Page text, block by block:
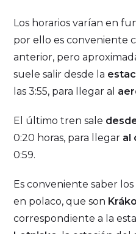
Los horarios varían en
por ello es conveniente
anterior, pero
suele salir desde la
las 3:55, para llegar al
El último tren sale
0:20 horas, para llegar al
0:59.
Es conveniente saber
en polaco, que son
correspondiente a la